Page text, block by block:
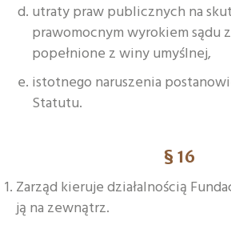
utraty praw publicznych na
prawomocnym wyrokiem sądu
popełnione z winy umyślnej,
istotnego naruszenia
Statutu.
§ 16
Zarząd kieruje działalnością
ją na zewnątrz.